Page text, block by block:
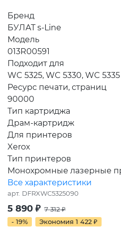
Бренд
БУЛАТ s-Line
Модель
013R00591
Подходит для
WC 5325, WC 5330, WC 5335
Ресурс печати, страниц
90000
Тип картриджа
Драм-картридж
Для принтеров
Xerox
Тип принтеров
Монохромные лазерные
Все характеристики
арт. DFRXWC5325090
5 890 ₽ 7 312₽
- 19%
Экономия 1 422 ₽